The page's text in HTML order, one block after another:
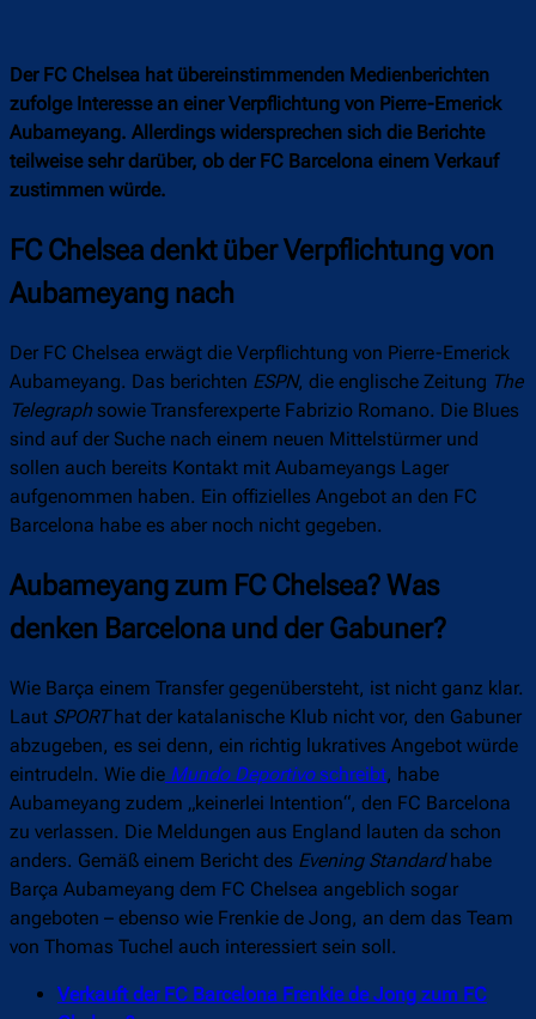
Der FC Chelsea hat übereinstimmenden Medienberichten
zufolge Interesse an einer Verpflichtung von Pierre-Emerick
Aubameyang. Allerdings widersprechen sich die Berichte
teilweise sehr darüber, ob der FC Barcelona einem Verkauf
zustimmen würde.
FC Chelsea denkt über Verpflichtung von
Aubameyang nach
Der FC Chelsea erwägt die Verpflichtung von Pierre-Emerick
Aubameyang. Das berichten ESPN, die englische Zeitung The
Telegraph sowie Transferexperte Fabrizio Romano. Die Blues
sind auf der Suche nach einem neuen Mittelstürmer und
sollen auch bereits Kontakt mit Aubameyangs Lager
aufgenommen haben. Ein offizielles Angebot an den FC
Barcelona habe es aber noch nicht gegeben.
Aubameyang zum FC Chelsea? Was
denken Barcelona und der Gabuner?
Wie Barça einem Transfer gegenübersteht, ist nicht ganz klar.
Laut SPORThat der katalanische Klub nicht vor, den Gabuner
abzugeben, es sei denn, ein richtig lukratives Angebot würde
eintrudeln. Wie die Mundo Deportivoschreibt, habe
Aubameyang zudem „keinerlei Intention“, den FC Barcelona
zu verlassen. Die Meldungen aus England lauten da schon
anders. Gemäß einem Bericht des Evening Standardhabe
Barça Aubameyang dem FC Chelsea angeblich sogar
angeboten – ebenso wie Frenkie de Jong, an dem das Team
von Thomas Tuchel auch interessiert sein soll.
Verkauft der FC Barcelona Frenkie de Jong zum FC